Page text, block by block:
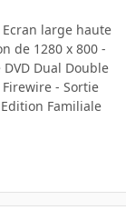
Ecran large haute
de 1280 x 800 -
Dual Double
- Sortie
Familiale